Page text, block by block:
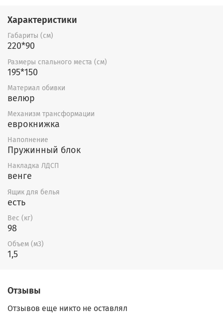
помещений. На подлокотниках
утоплена ЛДСП-накладка, на
которую можно поставить
различные бытовые предметы.
По Вашему желанию возможно
изменение размеров, расцветки,
форм подлокотников, а также цвета
ЛДСП-накладок. Расцветки можно
выбрать здесь.
Характеристики
Габариты (см)
220*90
Размеры спального места (см)
195*150
Материал обивки
велюр
Механизм трансформации
еврокнижка
Наполнение
Пружинный блок
Накладка ЛДСП
венге
Ящик для белья
есть
Вес (кг)
98
Объем (м3)
1,5
Отзывы
Отзывов еще никто не оставлял